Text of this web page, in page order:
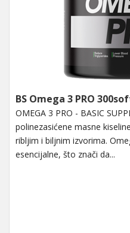
BS Omega 3 PRO
OMEGA 3 PRO - BASIC
polinezasićene masne
ribljim i biljnim izvorima.
esencijalne, što znači da...